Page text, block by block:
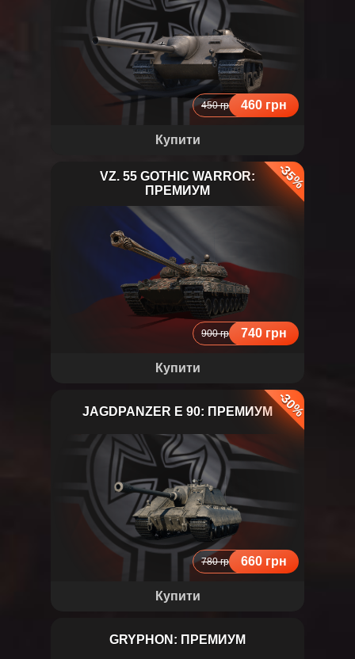
460 грн
450 грн
Купити
VZ. 55 GOTHIC WARROR:
ПРЕМИУМ
-35%
Vz. 55 Gothic Warrior
740 грн
900 грн
Купити
JAGDPANZER E 90: ПРЕМИУМ -30%
JAGDPANZER E 90
660 грн
780 грн
Купити
GRYPHON: ПРЕМИУМ